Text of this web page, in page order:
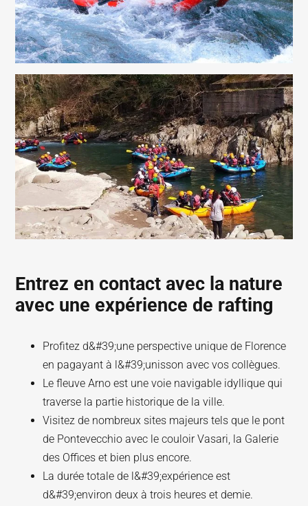
Entrez en contact avec la nature
avec une expérience de rafting
Profitez d&#39;une perspective unique de Florence
en pagayant à l&#39;unisson avec vos collègues.
Le fleuve Arno est une voie navigable idyllique qui
traverse la partie historique de la ville.
Visitez de nombreux sites majeurs tels que le pont
de Pontevecchio avec le couloir Vasari, la Galerie
des Offices et bien plus encore.
La durée totale de l&#39;expérience est
d&#39;environ deux à trois heures et demie.